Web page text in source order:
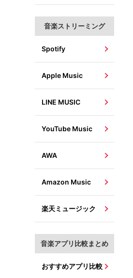
音楽ストリーミング
Spotify
Apple Music
LINE MUSIC
YouTube Music
AWA
Amazon Music
楽天ミュージック
音楽アプリ比較まとめ
おすすめアプリ比較